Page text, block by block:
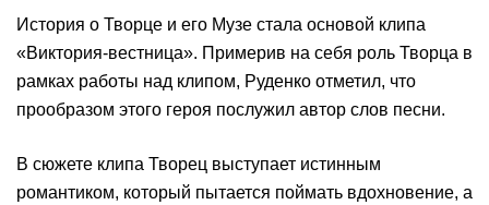
История о Творце и его Музе стала основой клипа
«Виктория-вестница». Примерив на себя роль Творца в
рамках работы над клипом, Руденко отметил, что
прообразом этого героя послужил автор слов песни.
В сюжете клипа Творец выступает истинным
романтиком, который пытается поймать вдохновение, а